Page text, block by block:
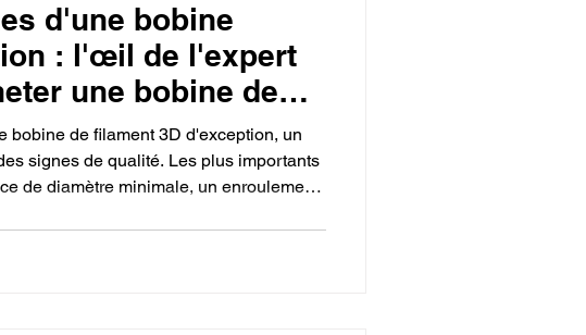
d'une bobine
: l'œil de l'expert
une bobine de
pour mon
3D.
bobine de filament 3D d'exception, un
signes de qualité. Les plus importants
de diamètre minimale, un enroulement
une couleur uniforme et la